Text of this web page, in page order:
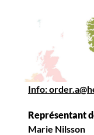
Info:
Représentant
Marie Nilsson